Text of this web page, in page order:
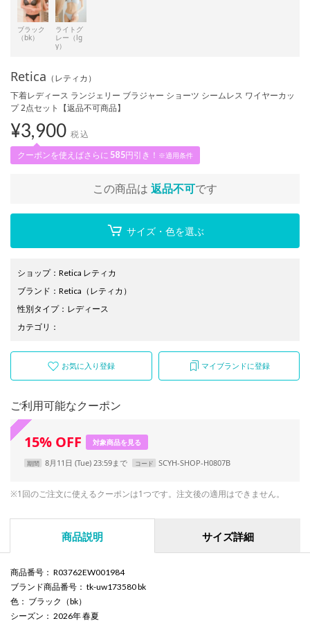
ブラック
（bk）
ライトグ
レー（lg
y）
Retica （レティカ）
下着レディース ランジェリー ブラジャー ショーツ シームレス ワイヤーカッ
プ 2点セット【返品不可商品】
¥3,900 税込
クーポンを使えばさらに 585円引き！ ※適用条件
この商品は 返品不可です
サイズ・色を選ぶ
ショップ： Retica レティカ
ブランド ： Retica （レティカ）
性別タイプ： レディース
カテゴリ ：
お気に入り登録 マイブランドに登録
ご利用可能なクーポン
15% OFF 対象商品を見る
期間 8月11日 (Tue) 23:59まで コード SCYH-SHOP-H0807B
※1回のご注文に使えるクーポンは1つです。注文後の適用はできません。
商品説明 サイズ詳細
商品番号 ： R03762EW001984
ブランド商品番号 ： tk-uw173580 bk
色 ： ブラック（bk）
シーズン ： 2026年 春夏